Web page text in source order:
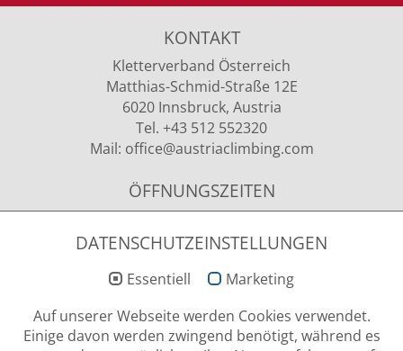
KONTAKT
Kletterverband Österreich
Matthias-Schmid-Straße 12E
6020 Innsbruck, Austria
Tel. +43 512 552320
Mail: office@austriaclimbing.com
ÖFFNUNGSZEITEN
09.00 - 12.00 Uhr & 13.00 - 15.00 Uhr
NEWSLETTER ANMELDUNG
DATENSCHUTZEINSTELLUNGEN
Essentiell
Marketing
Auf unserer Webseite werden Cookies verwendet.
Einige davon werden zwingend benötigt, während es